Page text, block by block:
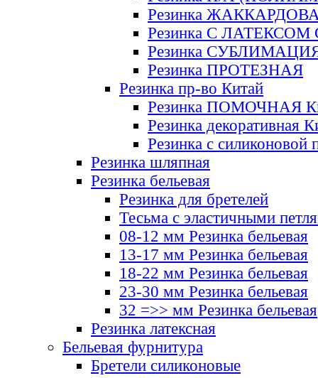
Резинка
Резинка С ЛАТЕКСОМ
Резинка
Резинка ПРОТЕЗНАЯ
Резинка пр-во Китай
Резинка ПОМОЧНАЯ
Резинка декоративная
Резинка с силиконовой
Резинка шляпная
Резинка бельевая
Резинка для бретелей
Тесьма с эластичными
08-12 мм Резинка бельевая
13-17 мм Резинка бельевая
18-22 мм Резинка бельевая
23-30 мм Резинка бельевая
32 =>> мм Резинка бельевая
Резинка латексная
Бельевая фурнитура
Бретели силиконовые